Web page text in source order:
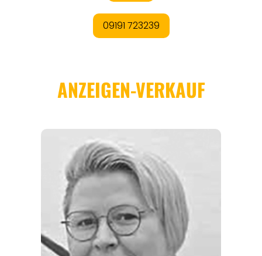
REGIONEN
REISEFÜHRER
REISEMAGAZINE
THEMEN